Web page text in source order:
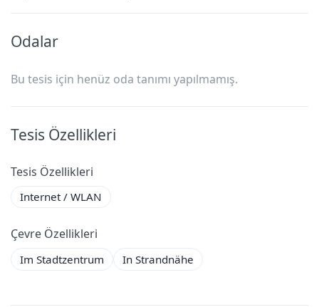
Odalar
Bu tesis için henüz oda tanımı yapılmamış.
Tesis Özellikleri
Tesis Özellikleri
Internet / WLAN
Çevre Özellikleri
Im Stadtzentrum In Strandnähe